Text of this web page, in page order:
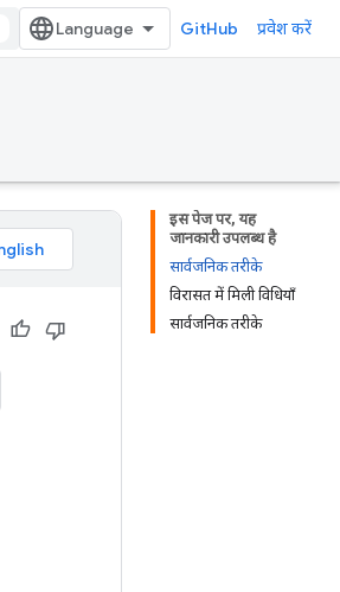
GitHub प्रवेश करें
इस पेज पर, यह
जानकारी उपलब्ध है
सार्वजनिक तरीके
विरासत में मिली विधियाँ
सार्वजनिक तरीके